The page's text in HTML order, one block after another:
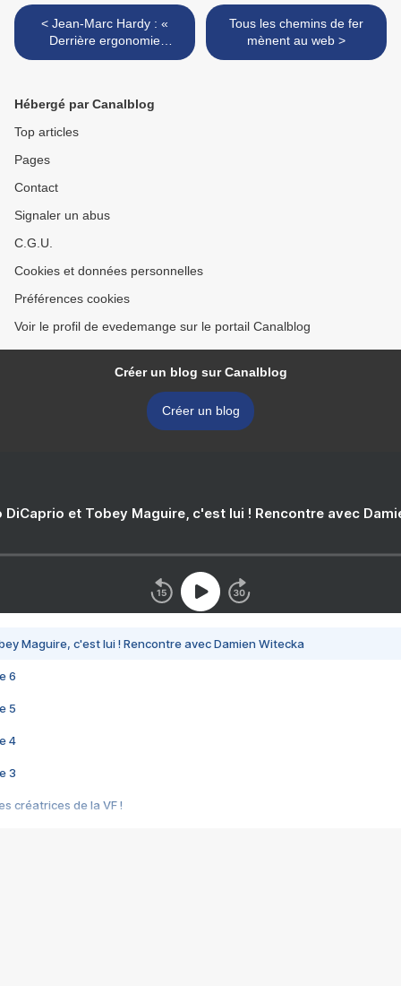
< Jean-Marc Hardy : «
Derrière ergonomie
éditoriale, il y a expérience
Tous les chemins de fer
mènent au web >
Hébergé par Canalblog
Top articles
Pages
Contact
Signaler un abus
C.G.U.
Cookies et données personnelles
Préférences cookies
Voir le profil de evedemange sur le portail Canalblog
Créer un blog sur Canalblog
Créer un blog
DiCaprio et Tobey Maguire, c'est lui ! Rencontre avec
Maguire, c'est lui ! Rencontre avec Damien Witecka
6
5
4
3
créatrices de la VF !